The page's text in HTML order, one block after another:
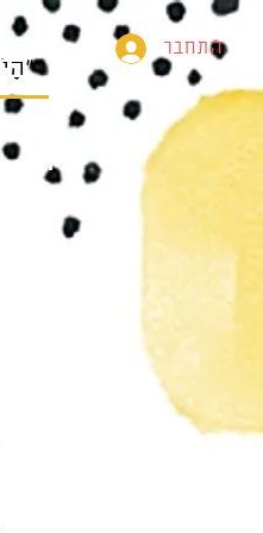
התחבר
בית